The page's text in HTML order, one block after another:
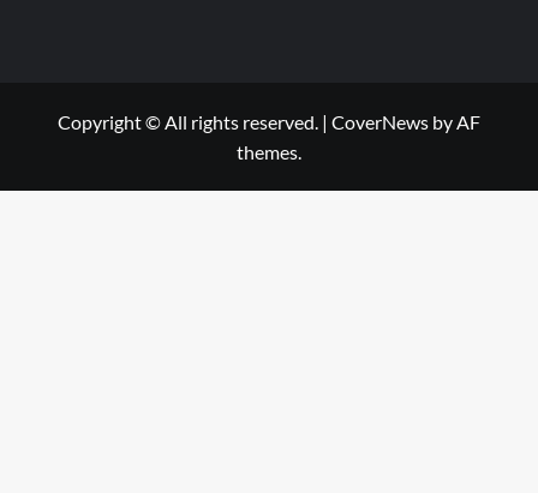
Copyright © All rights reserved. | CoverNews by AF
themes.